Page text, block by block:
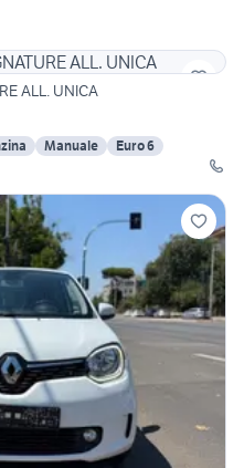
ALL. UNICA
Manuale
Euro 6